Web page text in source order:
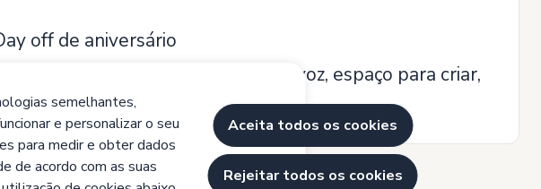
off de aniversário
real. Aqui, as pessoas têm voz, espaço para criar,
semelhantes,
e personalizar o seu
para medir e obter dados
de acordo com as suas
Aceita todos os cookies
Rejeitar todos os cookies